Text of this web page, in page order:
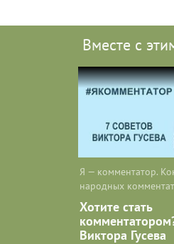
Вместе с
Я — комментатор.
народных
Хотите стать
Виктора Гусева